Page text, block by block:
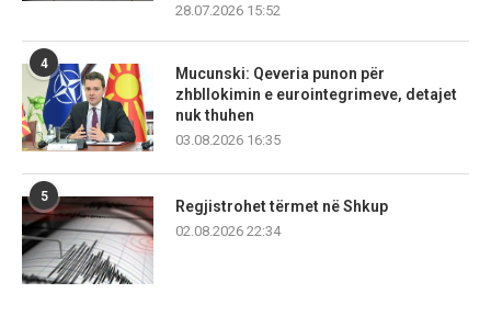
28.07.2026 15:52
4
Mucunski: Qeveria punon për
zhbllokimin e eurointegrimeve, detajet
nuk thuhen
03.08.2026 16:35
5
Regjistrohet tërmet në Shkup
02.08.2026 22:34